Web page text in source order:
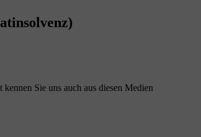
kennen Sie uns auch aus diesen Medien